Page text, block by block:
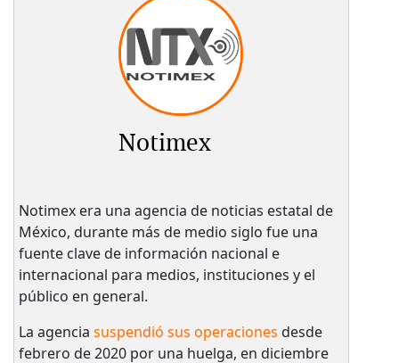
Notimex
Notimex era una agencia de noticias estatal de
México, durante más de medio siglo fue una
fuente clave de información nacional e
internacional para medios, instituciones y el
público en general.
La agencia suspendió sus operaciones desde
febrero de 2020 por una huelga, en diciembre